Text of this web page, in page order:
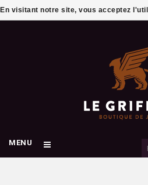
MENU
En visitant notre site, vous acceptez